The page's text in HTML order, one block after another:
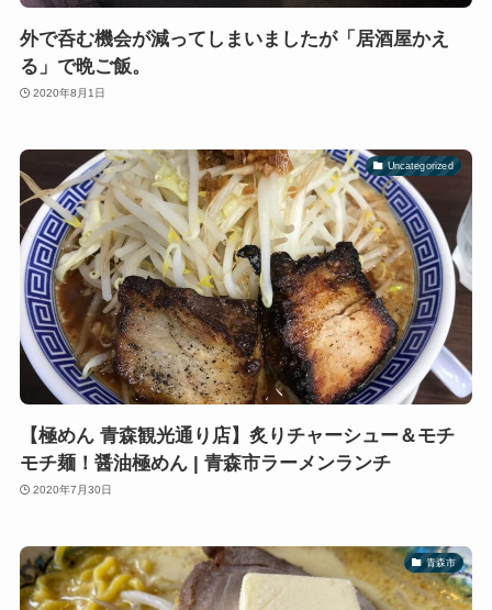
外で呑む機会が減ってしまいましたが「居酒屋かえ
る」で晩ご飯。
2020年8月1日
Uncategorized
【極めん 青森観光通り店】炙りチャーシュー＆モチ
モチ麺！醤油極めん | 青森市ラーメンランチ
2020年7月30日
青森市